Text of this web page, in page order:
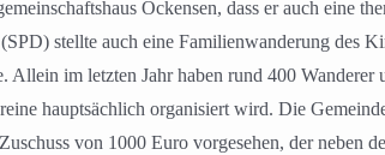
Ockensen, dass er auch eine
stellte auch eine Familienwanderung des
Allein im letzten Jahr haben rund 400
hauptsächlich organisiert wird. Die
von 1000 Euro vorgesehen, der neben